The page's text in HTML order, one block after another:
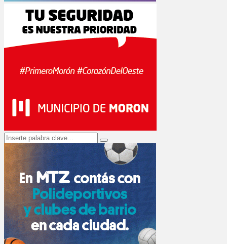
Search
for:
Search